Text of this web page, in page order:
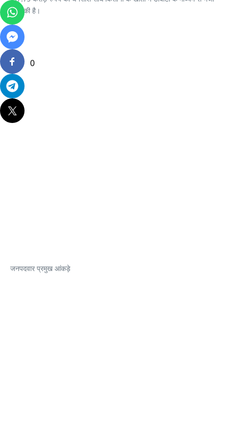
0
जा चुकी है।
जनपदवार प्रमुख आंकड़े